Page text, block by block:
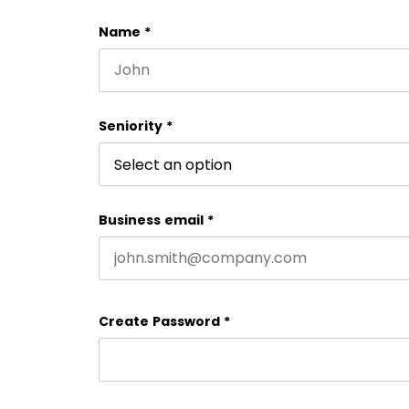
Name *
Seniority *
Business email *
Create Password *